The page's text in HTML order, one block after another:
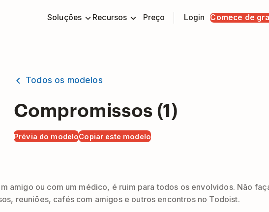
Soluções Recursos Preço Login Comece de
Todos os modelos
Compromissos (1)
Prévia do modeloCopiar este modelo
amigo ou com um médico, é ruim para todos os envolvidos. Não
reuniões, cafés com amigos e outros encontros no Todoist.